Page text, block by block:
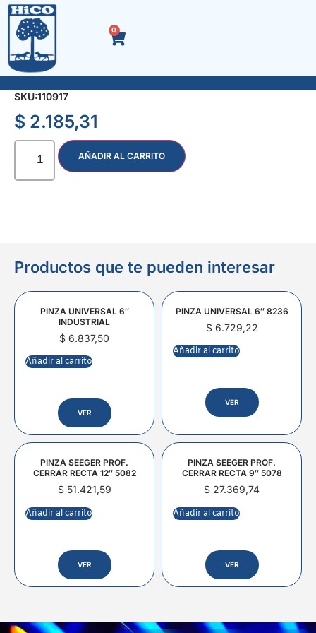
0
RUEDA P/ZORRA PLASTICA ENTERA 16 cm.
SKU:110917
$ 2.185,31
AÑADIR AL CARRITO
Productos que te pueden interesar
PINZA UNIVERSAL 6″
INDUSTRIAL
$ 6.837,50
Añadir al carrito
VER
PINZA UNIVERSAL 6″ 8236
$6.729,22
Añadir al carrito
VER
PINZA SEEGER PROF.
CERRAR RECTA 12″ 5082
$51.421,59
Añadir al carrito
VER
PINZA SEEGER PROF.
CERRAR RECTA 9″ 5078
$ 27.369,74
Añadir al carrito
VER